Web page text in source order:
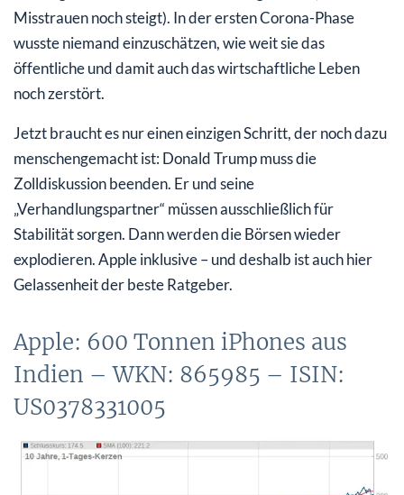
Misstrauen noch steigt). In der ersten Corona-Phase
wusste niemand einzuschätzen, wie weit sie das
öffentliche und damit auch das wirtschaftliche Leben
noch zerstört.
Jetzt braucht es nur einen einzigen Schritt, der noch dazu
menschengemacht ist: Donald Trump muss die
Zolldiskussion beenden. Er und seine
„Verhandlungspartner“ müssen ausschließlich für
Stabilität sorgen. Dann werden die Börsen wieder
explodieren. Apple inklusive – und deshalb ist auch hier
Gelassenheit der beste Ratgeber.
Apple: 600 Tonnen iPhones aus
Indien – WKN: 865985 – ISIN:
US0378331005